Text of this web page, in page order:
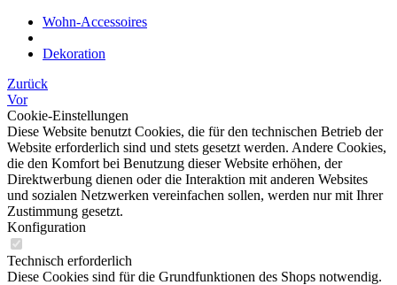
Wohn-Accessoires
Dekoration
Zurück
Vor
Cookie-Einstellungen
Diese Website benutzt Cookies, die für den technischen Betrieb der
Website erforderlich sind und stets gesetzt werden. Andere Cookies,
die den Komfort bei Benutzung dieser Website erhöhen, der
Direktwerbung dienen oder die Interaktion mit anderen Websites
und sozialen Netzwerken vereinfachen sollen, werden nur mit Ihrer
Zustimmung gesetzt.
Konfiguration
Technisch erforderlich
Diese Cookies sind für die Grundfunktionen des Shops notwendig.